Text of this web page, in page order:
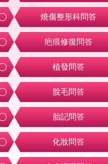
燒傷整形科問答
疤痕修復問答
植發問答
脫毛問答
胎記問答
化妝問答